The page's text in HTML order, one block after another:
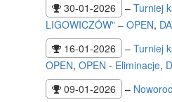
30-01-2026
– Turniej
LIGOWICZÓW" – OPEN,
16-01-2026
– Turniej
OPEN, OPEN - Eliminacje,
09-01-2026
–